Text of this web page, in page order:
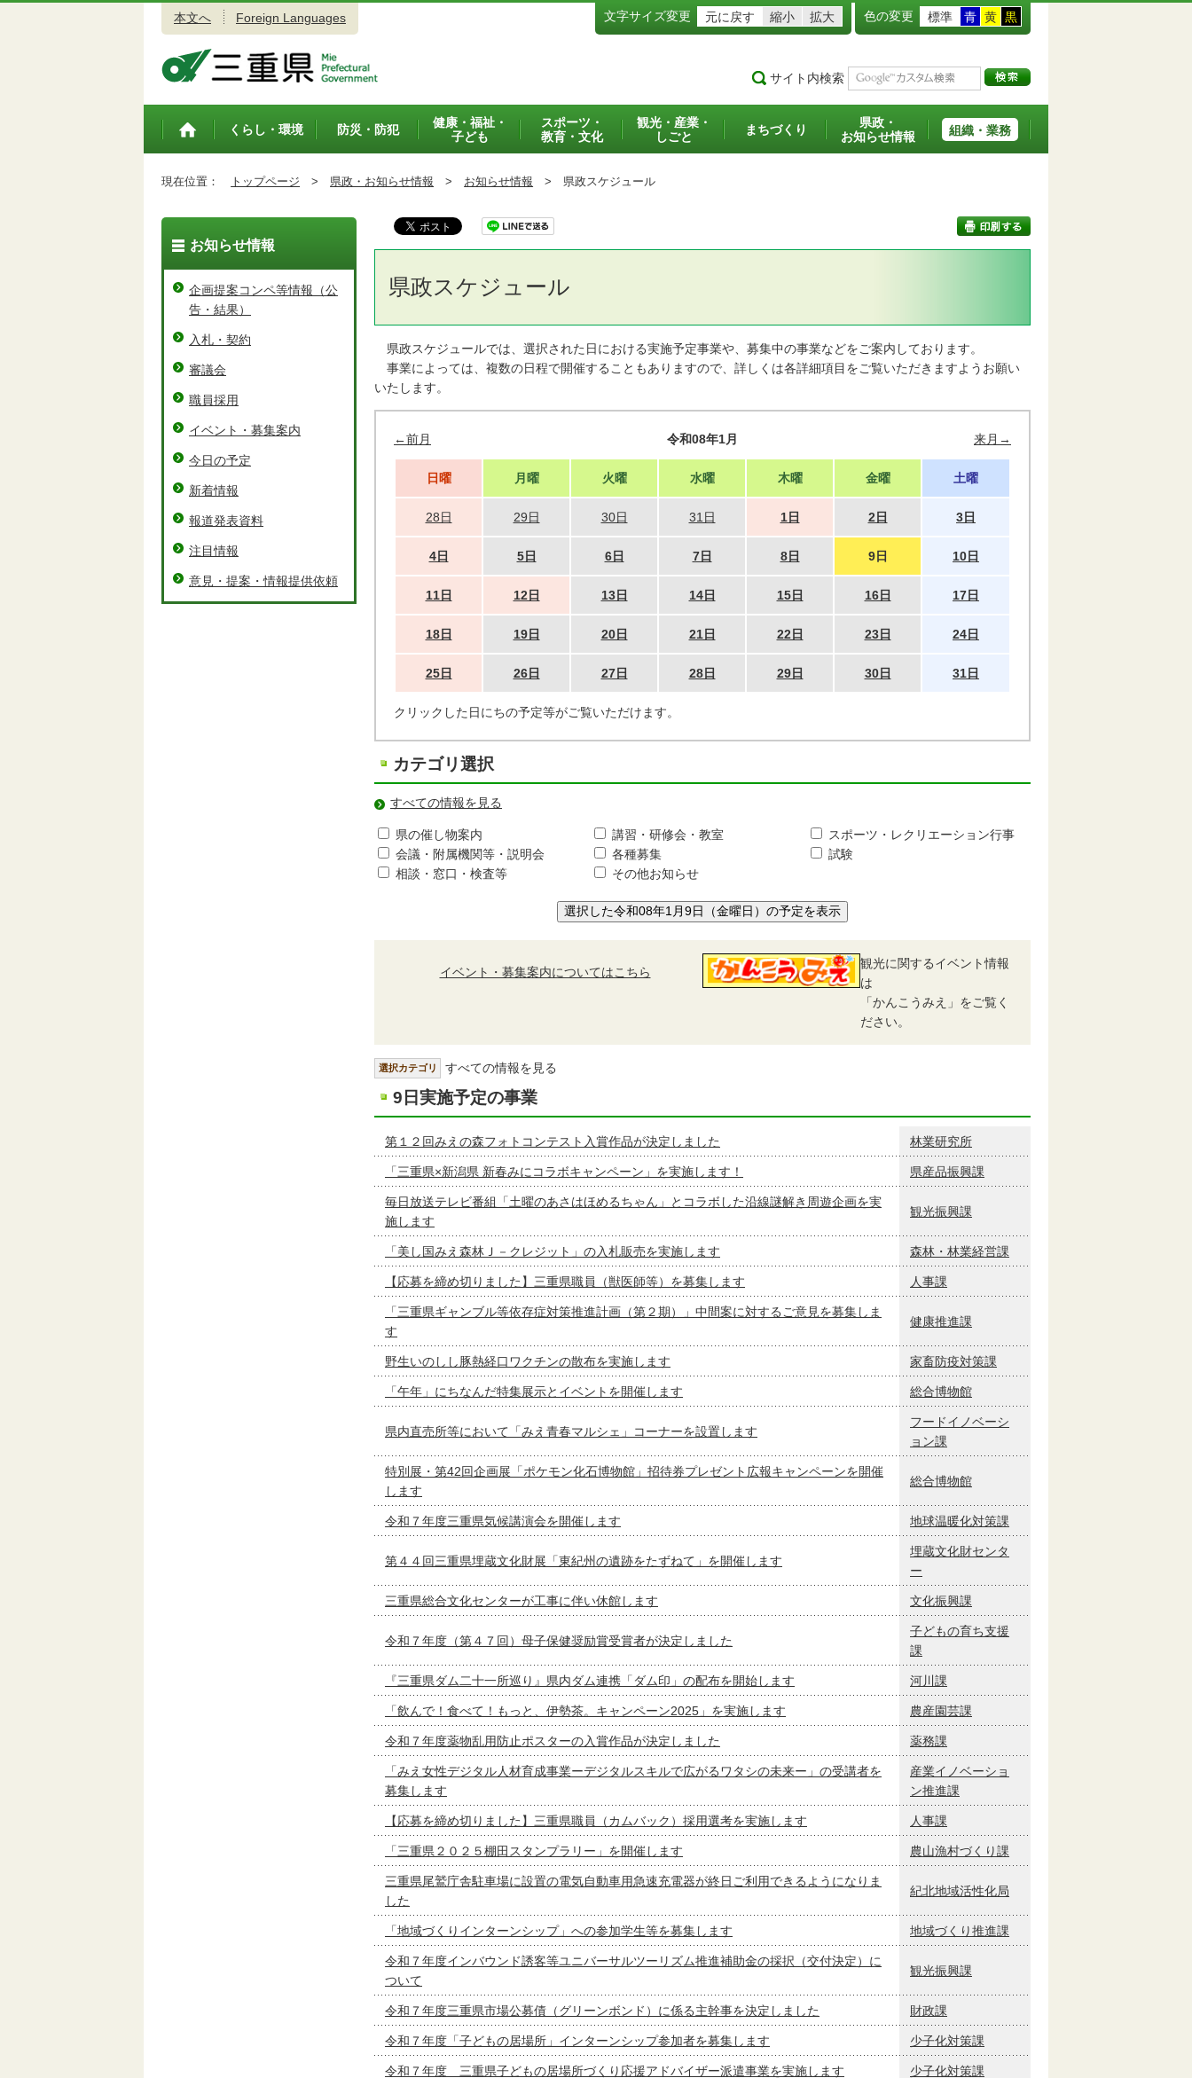
本文へ Foreign Languages 文字サイズ変更 元に戻す 縮小 拡大 色の変更 標準 青 黄 黒
サイト内検索
トップペ
くらし・環境 防災・防犯
健康・福祉・
子ども
スポーツ・
教育・文化
観光・産業・
しごと
まちづくり
県政・
お知らせ情報
組織・業務
現在位置： トップページ > 県政・お知らせ情報 > お知らせ情報 > 県政スケジュール
県政スケジュール
県政スケジュールでは、選択された日における実施予定事業や、募集中の事業などをご案内しております。
事業によっては、複数の日程で開催することもありますので、詳しくは各詳細項目をご覧いただきますようお願い
いたします。
←前月 令和08年1月 来月→
日曜 月曜 火曜 水曜 木曜 金曜 土曜
28日 29日 30日 31日 1日 2日 3日
4日 5日 6日 7日 8日 9日 10日
11日 12日 13日 14日 15日 16日 17日
18日 19日 20日 21日 22日 23日 24日
25日 26日 27日 28日 29日 30日 31日
クリックした日にちの予定等がご覧いただけます。
カテゴリ選択
すべての情報を見る
県の催し物案内 講習・研修会・教室
スポーツ・レクリエーション行事
会議・附属機関等・説明会
各種募集
試験
相談・窓口・検査等
その他お知らせ
選択した令和08年1月9日（金曜日）の予定を表示
イベント・募集案内についてはこちら
観光に関するイベント情報
は
「かんこうみえ」をご覧く
ださい。
選択カテゴリ すべての情報を見る
9日実施予定の事業
第１２回みえの森フォトコンテスト入賞作品が決定しました 林業研究所
「三重県×新潟県 新春みにコラボキャンペーン」を実施します！ 県産品振興課
毎日放送テレビ番組「土曜のあさはほめるちゃん」とコラボした沿線謎解き周遊企画を実
施します
観光振興課
「美し国みえ森林Ｊ－クレジット」の入札販売を実施します 森林・林業経営課
【応募を締め切りました】三重県職員（獣医師等）を募集します 人事課
「三重県ギャンブル等依存症対策推進計画（第２期）」中間案に対するご意見を募集しま
す
健康推進課
野生いのしし豚熱経口ワクチンの散布を実施します 家畜防疫対策課
「午年」にちなんだ特集展示とイベントを開催します 総合博物館
県内直売所等において「みえ青春マルシェ」コーナーを設置します
フードイノベーシ
ョン課
特別展・第42回企画展「ポケモン化石博物館」招待券プレゼント広報キャンペーンを開催
します
総合博物館
令和７年度三重県気候講演会を開催します 地球温暖化対策課
第４４回三重県埋蔵文化財展「東紀州の遺跡をたずねて」を開催します
埋蔵文化財センタ
ー
三重県総合文化センターが工事に伴い休館します 文化振興課
令和７年度（第４７回）母子保健奨励賞受賞者が決定しました
子どもの育ち支援
課
『三重県ダム二十一所巡り』県内ダム連携「ダム印」の配布を開始します 河川課
「飲んで！食べて！もっと、伊勢茶。キャンペーン2025」を実施します 農産園芸課
令和７年度薬物乱用防止ポスターの入賞作品が決定しました 薬務課
「みえ女性デジタル人材育成事業ーデジタルスキルで広がるワタシの未来ー」の受講者を
募集します
産業イノベーショ
ン推進課
【応募を締め切りました】三重県職員（カムバック）採用選考を実施します 人事課
「三重県２０２５棚田スタンプラリー」を開催します 農山漁村づくり課
三重県尾鷲庁舎駐車場に設置の電気自動車用急速充電器が終日ご利用できるようになりま
した
紀北地域活性化局
「地域づくりインターンシップ」への参加学生等を募集します 地域づくり推進課
令和７年度インバウンド誘客等ユニバーサルツーリズム推進補助金の採択（交付決定）に
ついて
観光振興課
令和７年度三重県市場公募債（グリーンボンド）に係る主幹事を決定しました 財政課
令和７年度「子どもの居場所」インターンシップ参加者を募集します 少子化対策課
令和７年度 三重県子どもの居場所づくり応援アドバイザー派遣事業を実施します 少子化対策課
お知らせ情報
企画提案コンペ等情報（公
告・結果）
入札・契約
審議会
職員採用
イベント・募集案内
今日の予定
新着情報
報道発表資料
注目情報
意見・提案・情報提供依頼